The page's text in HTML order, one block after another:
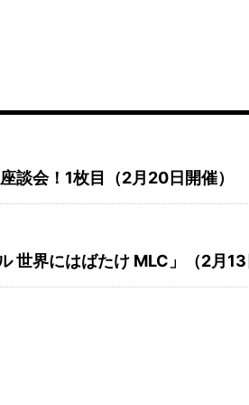
談会！1枚目（2月20日開催）
世界にはばたけ MLC」（2月13